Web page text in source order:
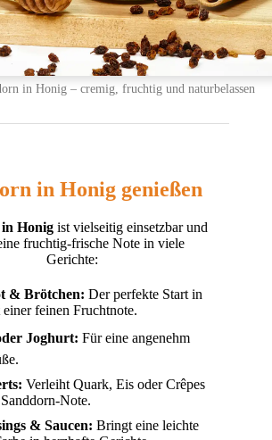
in Honig – cremig, fruchtig und naturbelassen
in Honig genießen
Honigist vielseitig einsetzbar und
fruchtig-frische Note in viele
Gerichte:
& Brötchen: Der perfekte Start in
feinen Fruchtnote.
Joghurt: Für eine angenehm
Verleiht Quark, Eis oder Crêpes
Note.
& Saucen: Bringt eine leichte